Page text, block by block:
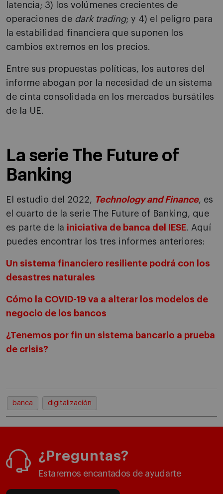
latencia; 3) los volúmenes crecientes de
operaciones de dark trading; y 4) el peligro para
la estabilidad financiera que suponen los
cambios extremos en los precios.
Entre sus propuestas políticas, los autores del
informe abogan por la necesidad de un sistema
de cinta consolidada en los mercados bursátiles
de la UE.
La serie The Future of
Banking
El estudio del 2022, Technology and Finance, es
el cuarto de la serie The Future of Banking, que
es parte de la iniciativa de banca del IESE. Aquí
puedes encontrar los tres informes anteriores:
Un sistema financiero resiliente podrá con los
desastres naturales
Cómo la COVID-19 va a alterar los modelos de
negocio de los bancos
¿Tenemos por fin un sistema bancario a prueba
de crisis?
banca digitalización
¿Preguntas?
Estaremos encantados de ayudarte